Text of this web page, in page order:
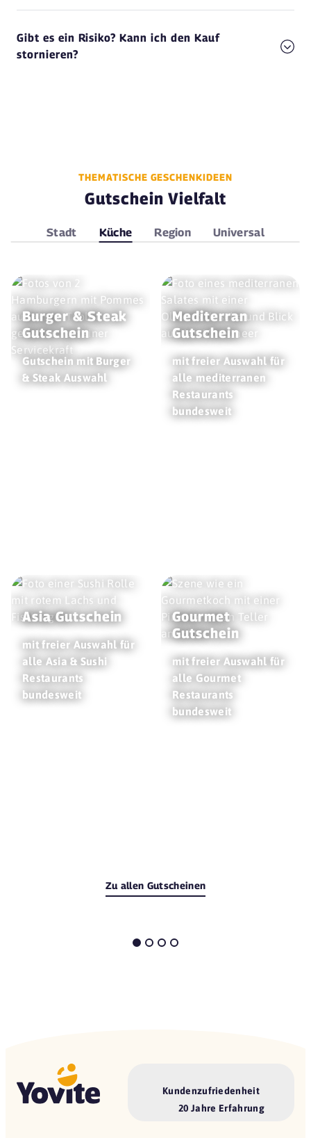
Gibt es ein Risiko? Kann ich den Kauf
stornieren?
THEMATISCHE GESCHENKIDEEN
Gutschein Vielfalt
Stadt Küche Region Universal
Burger & Steak
Gutschein
Gutschein mit Burger
& Steak Auswahl
Mediterran
Gutschein
mit freier Auswahl für
alle mediterranen
Restaurants
bundesweit
Asia Gutschein
mit freier Auswahl für
alle Asia & Sushi
Restaurants
bundesweit
Gourmet
Gutschein
mit freier Auswahl für
alle Gourmet
Restaurants
bundesweit
Zu allen Gutscheinen
Kundenzufriedenheit
20 Jahre Erfahrung